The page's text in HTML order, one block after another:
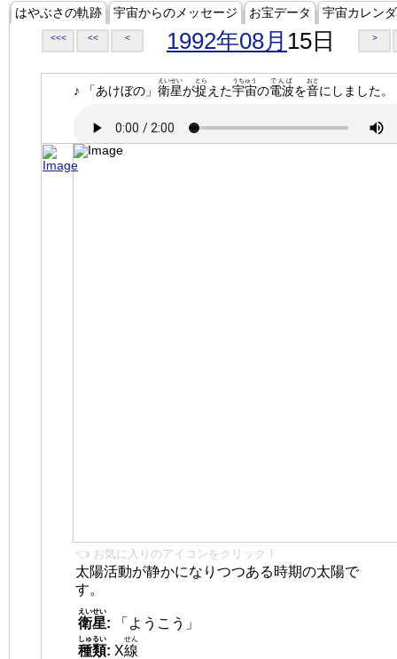
はやぶさの軌跡 宇宙からのメッセージ お宝データ 宇宙カレン
<<< << < 1992年08月 15日 >
♪ 「あけぼの」 衛星
えいせい
が捉
とら
えた宇宙
うちゅう
の電波
でんぱ
を音
おと
にしました。
👈 お気に入りのアイコンをクリック！
太陽活動が静かになりつつある時期の太陽で
す。
衛星
えいせい
:
「ようこう」
種類
しゅるい
: X線
せん